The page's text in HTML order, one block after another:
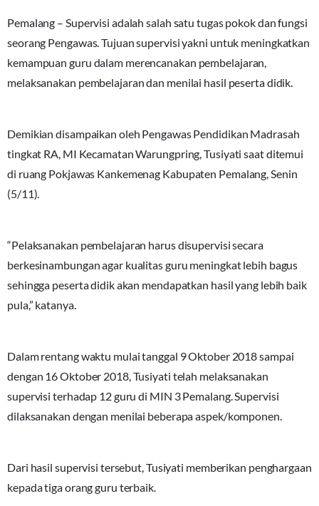
Pemalang – Supervisi adalah salah satu tugas pokok dan fungsi
seorang Pengawas. Tujuan supervisi yakni untuk meningkatkan
kemampuan guru dalam merencanakan pembelajaran,
melaksanakan pembelajaran dan menilai hasil peserta didik.
Demikian disampaikan oleh Pengawas Pendidikan Madrasah
tingkat RA, MI Kecamatan Warungpring, Tusiyati saat ditemui
di ruang Pokjawas Kankemenag Kabupaten Pemalang, Senin
(5/11).
“Pelaksanakan pembelajaran harus disupervisi secara
berkesinambungan agar kualitas guru meningkat lebih bagus
sehingga peserta didik akan mendapatkan hasil yang lebih baik
pula,” katanya.
Dalam rentang waktu mulai tanggal 9 Oktober 2018 sampai
dengan 16 Oktober 2018, Tusiyati telah melaksanakan
supervisi terhadap 12 guru di MIN 3 Pemalang. Supervisi
dilaksanakan dengan menilai beberapa aspek/komponen.
Dari hasil supervisi tersebut, Tusiyati memberikan penghargaan
kepada tiga orang guru terbaik.